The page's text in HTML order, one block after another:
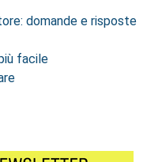
domande e risposte
facile